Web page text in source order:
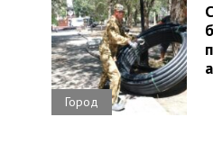
Город